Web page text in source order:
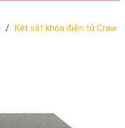
/
Két sắt khóa điện tử Craw